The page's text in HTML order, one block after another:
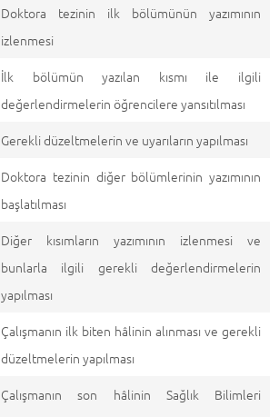
Doktora tezinin ilk bölümünün yazımının
izlenmesi
İlk bölümün yazılan kısmı ile ilgili
değerlendirmelerin öğrencilere yansıtılması
Gerekli düzeltmelerin ve uyarıların yapılması
Doktora tezinin diğer bölümlerinin yazımının
başlatılması
Diğer kısımların yazımının izlenmesi ve
bunlarla ilgili gerekli değerlendirmelerin
yapılması
Çalışmanın ilk biten hâlinin alınması ve gerekli
düzeltmelerin yapılması
Çalışmanın son hâlinin Sağlık Bilimleri